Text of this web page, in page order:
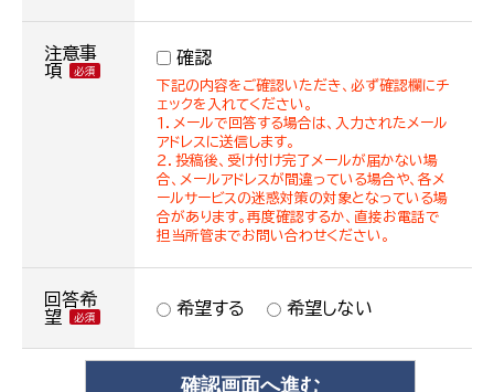
注意事
項
確認
下記の内容をご確認いただき、必ず確認欄にチ
ェックを入れてください。
１．メールで回答する場合は、入力されたメール
アドレスに送信します。
２．投稿後、受け付け完了メールが届かない場
合、メールアドレスが間違っている場合や、各メ
ールサービスの迷惑対策の対象となっている場
合があります。再度確認するか、直接お電話で
担当所管までお問い合わせください。
回答希
望
希望する 希望しない